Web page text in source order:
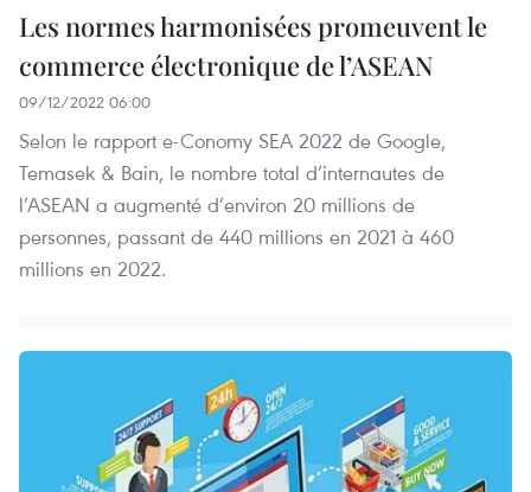
Les normes harmonisées promeuvent le
commerce électronique de l’ASEAN
09/12/2022 06:00
Selon le rapport e-Conomy SEA 2022 de Google,
Temasek & Bain, le nombre total d’internautes de
l’ASEAN a augmenté d’environ 20 millions de
personnes, passant de 440 millions en 2021 à 460
millions en 2022.